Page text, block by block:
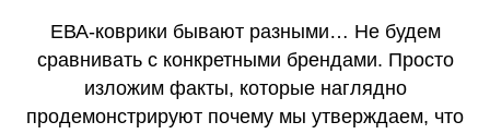
ЕВА-коврики бывают разными… Не будем
сравнивать с конкретными брендами. Просто
изложим факты, которые наглядно
продемонстрируют почему мы утверждаем, что